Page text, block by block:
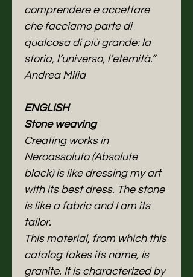
comprendere e accettare
che facciamo parte di
qualcosa di più grande: la
storia, l’universo, l’eternità.”
Andrea Milia
ENGLISH
Stone weaving
Creating works in
Neroassoluto (Absolute
black) is like dressing my art
with its best dress. The stone
is like a fabric and I am its
tailor.
This material, from which this
catalog takes its name, is
granite. It is characterized by